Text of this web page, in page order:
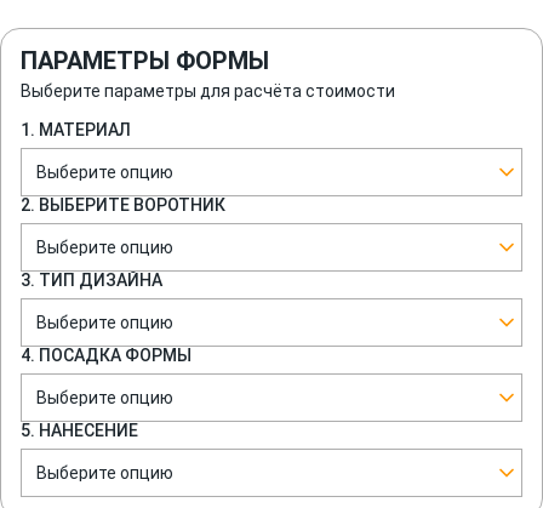
ПАРАМЕТРЫ ФОРМЫ
Выберите параметры для расчёта стоимости
1. МАТЕРИАЛ
Выберите опцию
2. ВЫБЕРИТЕ ВОРОТНИК
Выберите опцию
3. ТИП ДИЗАЙНА
Выберите опцию
4. ПОСАДКА ФОРМЫ
Выберите опцию
5. НАНЕСЕНИЕ
Выберите опцию